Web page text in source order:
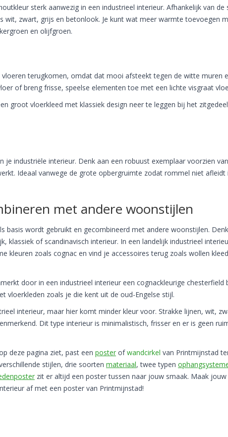
sterk aanwezig in een industrieel interieur. Afhankelijk van de
wit, zwart, grijs en betonlook. Je kunt wat meer warmte toevoegen
en olijfgroen.
terugkomen, omdat dat mooi afsteekt tegen de witte muren
of breng frisse, speelse elementen toe met een lichte visgraat
groot vloerkleed met klassiek design neer te leggen bij het
je industriële interieur. Denk aan een robuust exemplaar voorzien van
Ideaal vanwege de grote opbergruimte zodat rommel niet afleidt
met andere woonstijlen
basis wordt gebruikt en gecombineerd met andere woonstijlen. Denk
klassiek of scandinavisch interieur. In een landelijk industrieel
kleuren zoals cognac en vind je accessoires terug zoals wollen
door in een industrieel interieur een cognackleurige chesterfield
vloerkleden zoals je die kent uit de oud-Engelse stijl.
interieur, maar hier komt minder kleur voor. Strakke lijnen, wit,
Dit type interieur is minimalistisch, frisser en er is geen
deze pagina ziet, past een poster ofwandcirkel van Printmijnstad
stijlen, drie soorten materiaal, twee typen
zit er altijd een poster tussen naar jouw smaak. Maak jouw
af met een poster van Printmijnstad!